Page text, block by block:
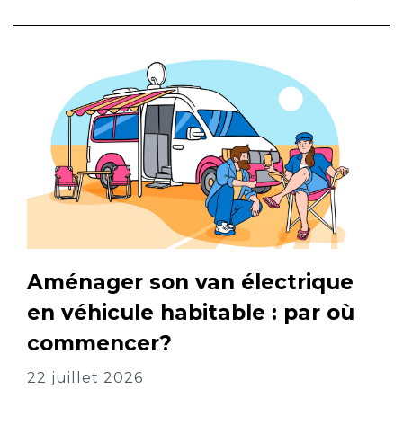
Aménager son van électrique
en véhicule habitable : par où
commencer?
22 juillet 2026